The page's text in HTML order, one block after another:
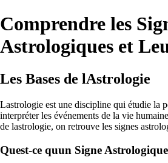
Comprendre les
Astrologiques et
Les Bases de lAstrologie
Lastrologie est une discipline qui étudie la
interpréter les événements de la vie
de lastrologie, on retrouve les signes
Quest-ce quun Signe